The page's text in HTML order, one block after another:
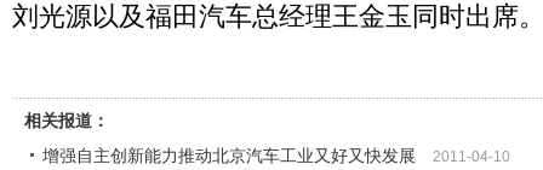
刘光源以及福田汽车总经理王金玉同时出席
相关报道：
增强自主创新能力推动北京汽车工业又好又快发展
2011-04-10